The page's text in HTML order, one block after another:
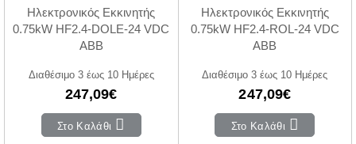
Ηλεκτρονικός Εκκινητής
0.75kW HF2.4-DOLE-24 VDC
ABB
Διαθέσιμο 3 έως 10 Ημέρες
247,09€
Στο Καλάθι
Ηλεκτρονικός Εκκινητής
0.75kW HF2.4-ROL-24 VDC
ABB
Διαθέσιμο 3 έως 10 Ημέρες
247,09€
Στο Καλάθι